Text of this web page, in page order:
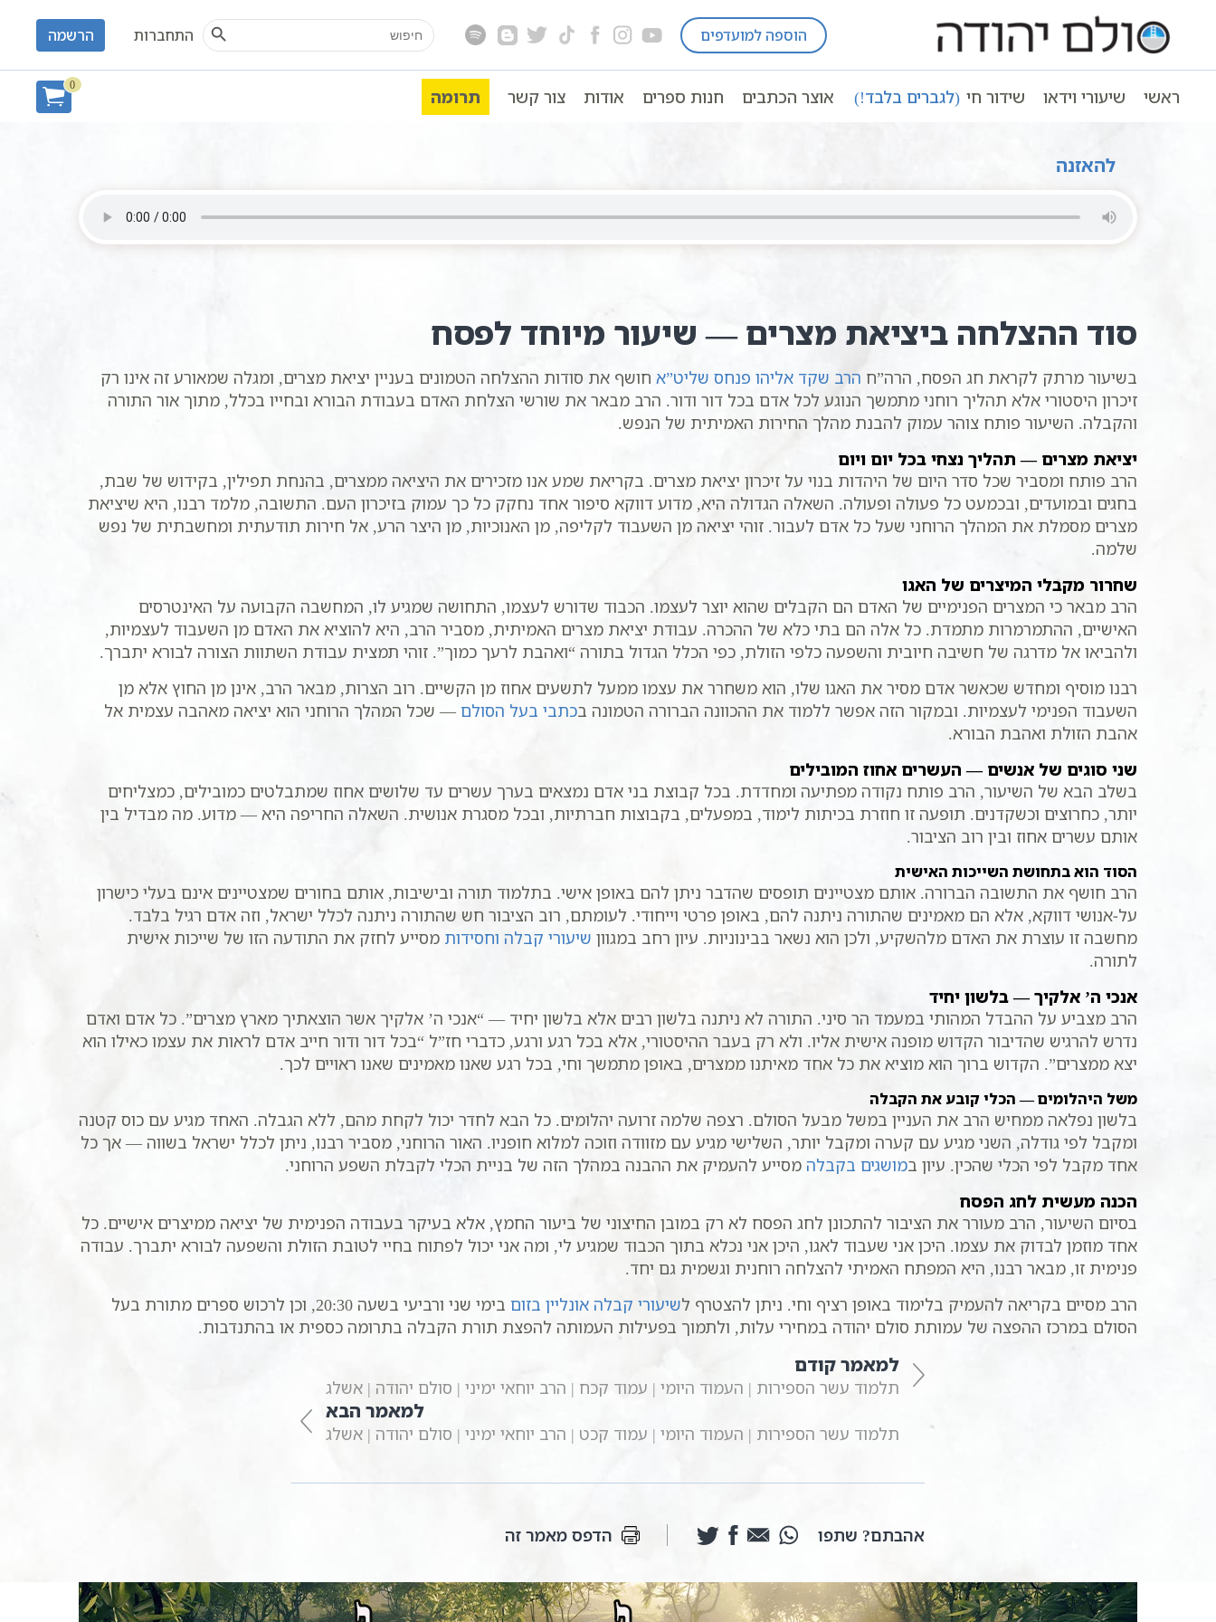
הוספה למועדפים Search
for:
Search Button
התחברות הרשמה
ראשי שיעורי וידאו שידור חי (לגברים בלבד!) אוצר הכתבים חנות ספרים אודות צור קשר תרומה
0
עמוד ראשי שיעורי וידאו חגים ומועדים לפי הזוהר פסח בדרך הקבלה
חסידות כללי
שיעור לפסח | לליל הסדר ויציאת מצרים | הרב שקד אליהו פנחס | סולם יהודה
להאזנה
סוד ההצלחה ביציאת מצרים — שיעור מיוחד לפסח
בשיעור מרתק לקראת חג הפסח, הרה”ח הרב שקד אליהו פנחס שליט”א חושף את סודות ההצלחה הטמונים בעניין יציאת מצרים, ומגלה שמאורע זה אינו רק
זיכרון היסטורי אלא תהליך רוחני מתמשך הנוגע לכל אדם בכל דור ודור. הרב מבאר את שורשי הצלחת האדם בעבודת הבורא ובחייו בכלל, מתוך אור התורה
והקבלה. השיעור פותח צוהר עמוק להבנת מהלך החירות האמיתית של הנפש.
יציאת מצרים — תהליך נצחי בכל יום ויום
הרב פותח ומסביר שכל סדר היום של היהדות בנוי על זיכרון יציאת מצרים. בקריאת שמע אנו מזכירים את היציאה ממצרים, בהנחת תפילין, בקידוש של שבת,
בחגים ובמועדים, ובכמעט כל פעולה ופעולה. השאלה הגדולה היא, מדוע דווקא סיפור אחד נחקק כל כך עמוק בזיכרון העם. התשובה, מלמד רבנו, היא שיציאת
מצרים מסמלת את המהלך הרוחני שעל כל אדם לעבור. זוהי יציאה מן השעבוד לקליפה, מן האנוכיות, מן היצר הרע, אל חירות תודעתית ומחשבתית של נפש
שלמה.
שחרור מקבלי המיצרים של האגו
הרב מבאר כי המצרים הפנימיים של האדם הם הקבלים שהוא יוצר לעצמו. הכבוד שדורש לעצמו, התחושה שמגיע לו, המחשבה הקבועה על האינטרסים
האישיים, ההתמרמרות מתמדת. כל אלה הם בתי כלא של ההכרה. עבודת יציאת מצרים האמיתית, מסביר הרב, היא להוציא את האדם מן השעבוד לעצמיות,
ולהביאו אל מדרגה של חשיבה חיובית והשפעה כלפי הזולת, כפי הכלל הגדול בתורה “ואהבת לרעך כמוך”. זוהי תמצית עבודת השתוות הצורה לבורא יתברך.
רבנו מוסיף ומחדש שכאשר אדם מסיר את האגו שלו, הוא משחרר את עצמו ממעל לתשעים אחוז מן הקשיים. רוב הצרות, מבאר הרב, אינן מן החוץ אלא מן
השעבוד הפנימי לעצמיות. ובמקור הזה אפשר ללמוד את ההכוונה הברורה הטמונה בכתבי בעל הסולם — שכל המהלך הרוחני הוא יציאה מאהבה עצמית אל
אהבת הזולת ואהבת הבורא.
שני סוגים של אנשים — העשרים אחוז המובילים
בשלב הבא של השיעור, הרב פותח נקודה מפתיעה ומחדדת. בכל קבוצת בני אדם נמצאים בערך עשרים עד שלושים אחוז שמתבלטים כמובילים, כמצליחים
יותר, כחרוצים וכשקדנים. תופעה זו חוזרת בכיתות לימוד, במפעלים, בקבוצות חברתיות, ובכל מסגרת אנושית. השאלה החריפה היא — מדוע. מה מבדיל בין
אותם עשרים אחוז ובין רוב הציבור.
הסוד הוא בתחושת השייכות האישית
הרב חושף את התשובה הברורה. אותם מצטיינים תופסים שהדבר ניתן להם באופן אישי. בתלמוד תורה ובישיבות, אותם בחורים שמצטיינים אינם בעלי כישרון
על-אנושי דווקא, אלא הם מאמינים שהתורה ניתנה להם, באופן פרטי וייחודי. לעומתם, רוב הציבור חש שהתורה ניתנה לכלל ישראל, וזה אדם רגיל בלבד.
מחשבה זו עוצרת את האדם מלהשקיע, ולכן הוא נשאר בבינוניות. עיון רחב במגוון שיעורי קבלה וחסידות מסייע לחזק את התודעה הזו של שייכות אישית
לתורה.
אנכי ה’ אלקיך — בלשון יחיד
הרב מצביע על ההבדל המהותי במעמד הר סיני. התורה לא ניתנה בלשון רבים אלא בלשון יחיד — “אנכי ה’ אלקיך אשר הוצאתיך מארץ מצרים”. כל אדם ואדם
נדרש להרגיש שהדיבור הקדוש מופנה אישית אליו. ולא רק בעבר ההיסטורי, אלא בכל רגע ורגע, כדברי חז”ל “בכל דור ודור חייב אדם לראות את עצמו כאילו הוא
יצא ממצרים”. הקדוש ברוך הוא מוציא את כל אחד מאיתנו ממצרים, באופן מתמשך וחי, בכל רגע שאנו מאמינים שאנו ראויים לכך.
משל היהלומים — הכלי קובע את הקבלה
בלשון נפלאה ממחיש הרב את העניין במשל מבעל הסולם. רצפה שלמה זרועה יהלומים. כל הבא לחדר יכול לקחת מהם, ללא הגבלה. האחד מגיע עם כוס קטנה
ומקבל לפי גודלה, השני מגיע עם קערה ומקבל יותר, השלישי מגיע עם מזוודה וזוכה למלוא חופניו. האור הרוחני, מסביר רבנו, ניתן לכלל ישראל בשווה — אך כל
אחד מקבל לפי הכלי שהכין. עיון במושגים בקבלה מסייע להעמיק את ההבנה במהלך הזה של בניית הכלי לקבלת השפע הרוחני.
הכנה מעשית לחג הפסח
בסיום השיעור, הרב מעורר את הציבור להתכונן לחג הפסח לא רק במובן החיצוני של ביעור החמץ, אלא בעיקר בעבודה הפנימית של יציאה ממיצרים אישיים. כל
אחד מוזמן לבדוק את עצמו. היכן אני שעבוד לאגו, היכן אני נכלא בתוך הכבוד שמגיע לי, ומה אני יכול לפתוח בחיי לטובת הזולת והשפעה לבורא יתברך. עבודה
פנימית זו, מבאר רבנו, היא המפתח האמיתי להצלחה רוחנית וגשמית גם יחד.
הרב מסיים בקריאה להעמיק בלימוד באופן רציף וחי. ניתן להצטרף לשיעורי קבלה אונליין בזום
בימי שני ורביעי בשעה 20:30, וכן לרכוש ספרים מתורת בעל
הסולם במרכז ההפצה של עמותת סולם יהודה במחירי עלות, ולתמוך בפעילות העמותה להפצת תורת הקבלה בתרומה כספית או בהתנדבות.
למאמר קודם
תלמוד עשר הספירות | העמוד היומי | עמוד קכח | הרב יוחאי ימיני | סולם יהודה | אשלג
למאמר הבא
תלמוד עשר הספירות | העמוד היומי | עמוד קכט | הרב יוחאי ימיני | סולם יהודה | אשלג
אהבתם? שתפו הדפס מאמר זה